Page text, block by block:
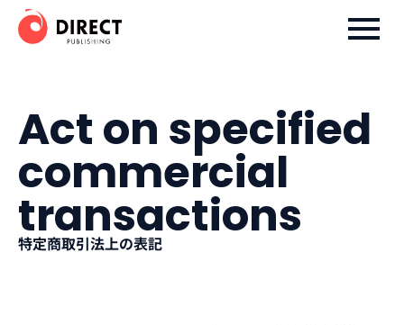
ダイレクト出版株式会社
Act on specified
commercial
transactions
特定商取引法上の表記